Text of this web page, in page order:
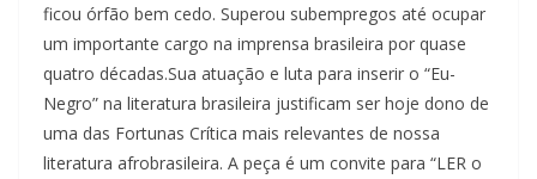
ficou órfão bem cedo. Superou subempregos até ocupar
um importante cargo na imprensa brasileira por quase
quatro décadas.Sua atuação e luta para inserir o “Eu-
Negro” na literatura brasileira justificam ser hoje dono de
uma das Fortunas Crítica mais relevantes de nossa
literatura afrobrasileira. A peça é um convite para “LER o